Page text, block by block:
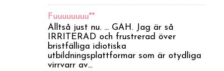
Fuuuuuuuu**
Alltså just nu. ... GAH. Jag är så
IRRITERAD och frustrerad över
bristfälliga idiotiska
utbildningsplattformar som är otydliga
virrvarr av...